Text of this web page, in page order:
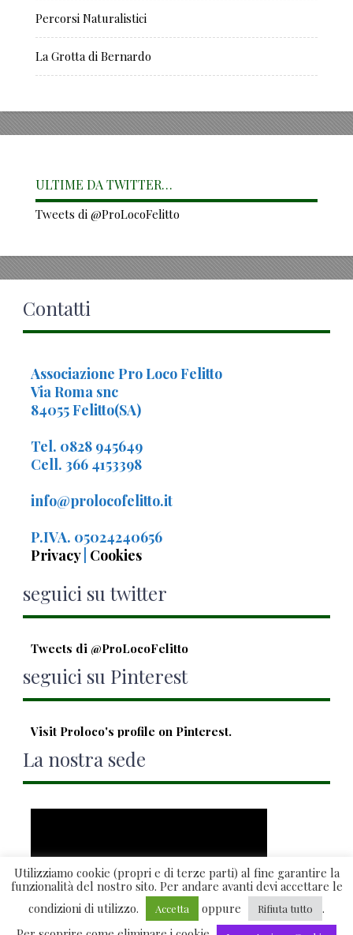
Percorsi Naturalistici
La Grotta di Bernardo
ULTIME DA TWITTER…
Tweets di @ProLocoFelitto
Contatti
Associazione Pro Loco Felitto
Via Roma snc
84055 Felitto(SA)
Tel. 0828 945649
Cell. 366 4153398
info@prolocofelitto.it
P.IVA. 05024240656
Privacy Cookies
seguici su twitter
Tweets di @ProLocoFelitto
seguici su Pinterest
Visit Proloco's profile on Pinterest.
La nostra sede
Utilizziamo cookie (propri e di terze parti) al fine garantire la
funzionalità del nostro sito. Per andare avanti devi accettare le
condizioni di utilizzo.
Accetta oppure Rifiuta tutto
.